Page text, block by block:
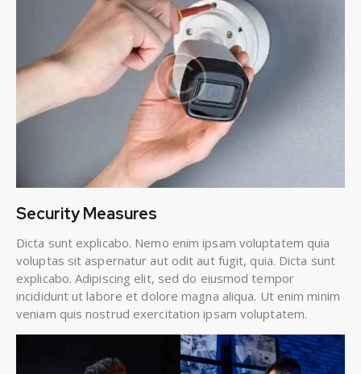
Security Measures
Dicta sunt explicabo. Nemo enim ipsam voluptatem quia
voluptas sit aspernatur aut odit aut fugit, quia. Dicta sunt
explicabo. Adipiscing elit, sed do eiusmod tempor
incididunt ut labore et dolore magna aliqua. Ut enim minim
veniam quis nostrud exercitation ipsam voluptatem.